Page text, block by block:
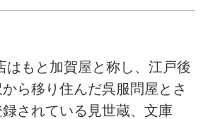
もと加賀屋と称し、江戸後
ら移り住んだ呉服問屋とさ
されている見世蔵、文庫